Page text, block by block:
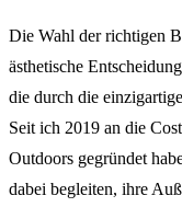
Die Wahl der richtigen
ästhetische
die durch die
Seit ich 2019 an die
Outdoors gegründet
dabei begleiten, ihre